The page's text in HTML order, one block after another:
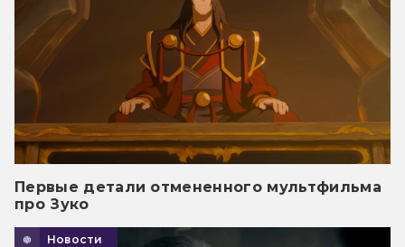
Первые детали отмененного мультфильма
про Зуко
Новости